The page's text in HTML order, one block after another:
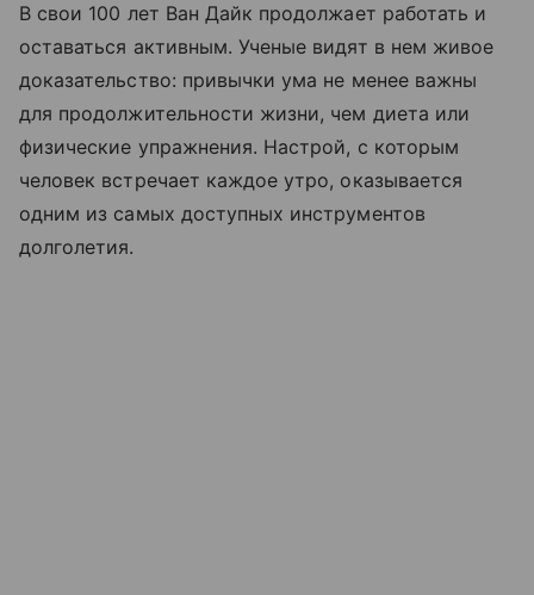
В свои 100 лет Ван Дайк продолжает работать и
оставаться активным. Ученые видят в нем живое
доказательство: привычки ума не менее важны
для продолжительности жизни, чем диета или
физические упражнения. Настрой, с которым
человек встречает каждое утро, оказывается
одним из самых доступных инструментов
долголетия.